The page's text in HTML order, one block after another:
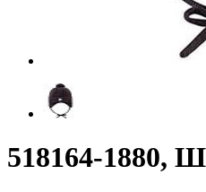
518164-1880,